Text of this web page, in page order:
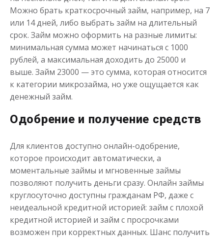
Сумма до50 000₽
Срок от 1до 21 дня
Получить
Одолжим до 30 дней
Сумма до50 000
Срок от 1до 30 дня
Получить
Можно брать краткосрочный займ, например, на 7
или 14 дней, либо выбрать займ на длительный
срок. Займ можно оформить на разные лимиты:
минимальная сумма может начинаться с 1000
рублей, а максимальная доходить до 25000 и
выше. Займ 23000 — это сумма, которая относится
к категории микрозайма, но уже ощущается как
денежный займ.
Одобрение и получение средств
Для клиентов доступно онлайн-одобрение,
которое происходит автоматически, а
моментальные займы и мгновенные займы
позволяют получить деньги сразу. Онлайн займы
круглосуточно доступны гражданам РФ, даже с
неидеальной кредитной историей: займ с плохой
кредитной историей и займ с просрочками
возможен при корректных данных. Шанс получить